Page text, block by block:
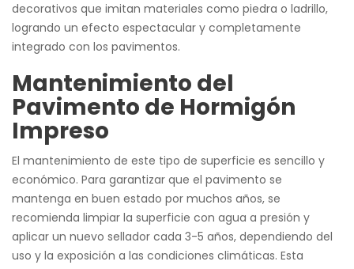
decorativos que imitan materiales como piedra o ladrillo,
logrando un efecto espectacular y completamente
integrado con los pavimentos.
Mantenimiento del
Pavimento de Hormigón
Impreso
El mantenimiento de este tipo de superficie es sencillo y
económico. Para garantizar que el pavimento se
mantenga en buen estado por muchos años, se
recomienda limpiar la superficie con agua a presión y
aplicar un nuevo sellador cada 3-5 años, dependiendo del
uso y la exposición a las condiciones climáticas. Esta